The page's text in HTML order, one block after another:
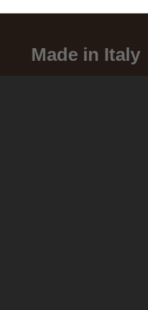
Made in Italy